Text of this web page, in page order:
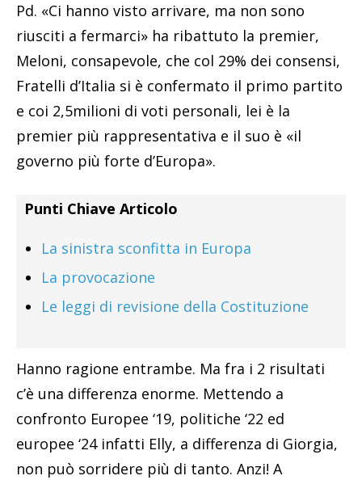
Pd. «Ci hanno visto arrivare, ma non sono
riusciti a fermarci» ha ribattuto la premier,
Meloni, consapevole, che col 29% dei consensi,
Fratelli d’Italia si è confermato il primo partito
e coi 2,5milioni di voti personali, lei è la
premier più rappresentativa e il suo è «il
governo più forte d’Europa».
Punti Chiave Articolo
La sinistra sconfitta in Europa
La provocazione
Le leggi di revisione della Costituzione
Hanno ragione entrambe. Ma fra i 2 risultati
c’è una differenza enorme. Mettendo a
confronto Europee ‘19, politiche ‘22 ed
europee ‘24 infatti Elly, a differenza di Giorgia,
non può sorridere più di tanto. Anzi! A